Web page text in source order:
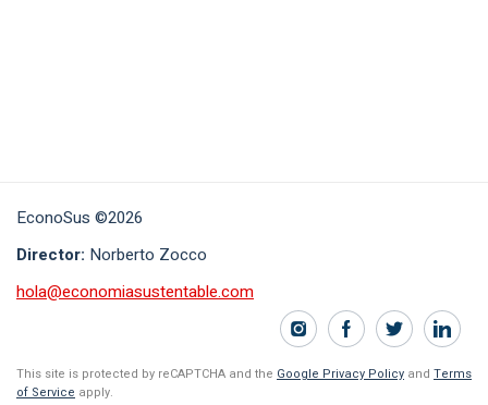
EconoSus ©2026
Director: Norberto Zocco
hola@economiasustentable.com
This site is protected by reCAPTCHA and the Google Privacy Policy and Terms
of Service apply.